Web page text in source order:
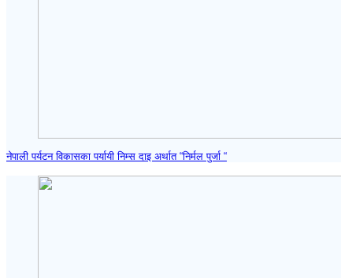
नेपाली पर्यटन विकासका पर्यायी निम्स दाइ अर्थात “निर्मल पुर्जा “